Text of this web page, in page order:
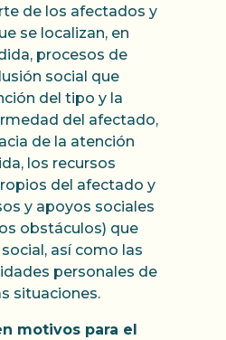
de los afectados y
se localizan, en
procesos de
social que
del tipo y la
del afectado,
de la atención
los recursos
del afectado y
y apoyos sociales
obstáculos) que
así como las
personales de
situaciones.
motivos para el